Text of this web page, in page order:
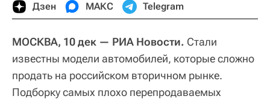
Дзен МАКС Telegram
МОСКВА, 10 дек — РИА Новости. Стали
известны модели автомобилей, которые сложно
продать на российском вторичном рынке.
Подборку самых плохо перепродаваемых